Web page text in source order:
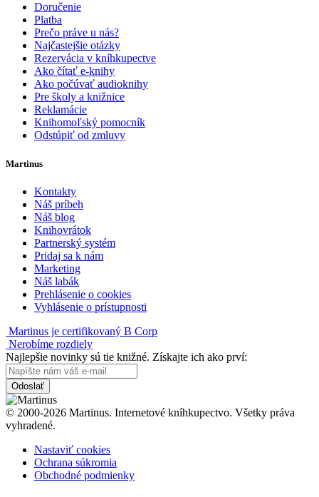
Doručenie
Platba
Prečo práve u nás?
Najčastejšie otázky
Rezervácia v kníhkupectve
Ako čítať e-knihy
Ako počúvať audioknihy
Pre školy a knižnice
Reklamácie
Knihomoľský pomocník
Odstúpiť od zmluvy
Martinus
Kontakty
Náš príbeh
Náš blog
Knihovrátok
Partnerský systém
Pridaj sa k nám
Marketing
Náš labák
Prehlásenie o cookies
Vyhlásenie o prístupnosti
Martinus je certifikovaný B Corp
Nerobíme rozdiely
Najlepšie novinky sú tie knižné. Získajte ich ako prví:
Odoslať
© 2000-2026 Martinus. Internetové kníhkupectvo. Všetky práva
vyhradené.
Nastaviť cookies
Ochrana súkromia
Obchodné podmienky